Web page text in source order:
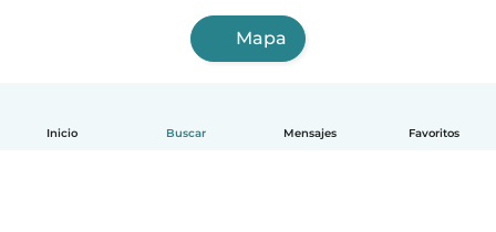
Inicio Buscar Mensajes Favoritos
Mapa